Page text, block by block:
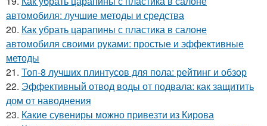
автомобиля: лучшие методы и средства
20. Как убрать царапины с пластика в салоне
автомобиля своими руками: простые и эффективные
методы
21. Топ-8 лучших плинтусов для пола: рейтинг и обзор
22. Эффективный отвод воды от подвала: как защитить
дом от наводнения
23. Какие сувениры можно привезти из Кирова